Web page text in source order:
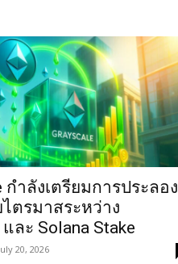
กำลังเตรียมการประลอง
ไตรมาสระหว่าง
และ Solana Stake
20, 2026